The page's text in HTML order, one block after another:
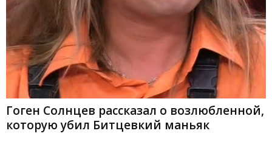
Гоген Солнцев рассказал о возлюбленной,
которую убил Битцевкий маньяк